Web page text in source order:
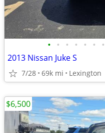
• • • • • • •
2013 Nissan Juke S
7/28 69k mi Lexington
$6,500